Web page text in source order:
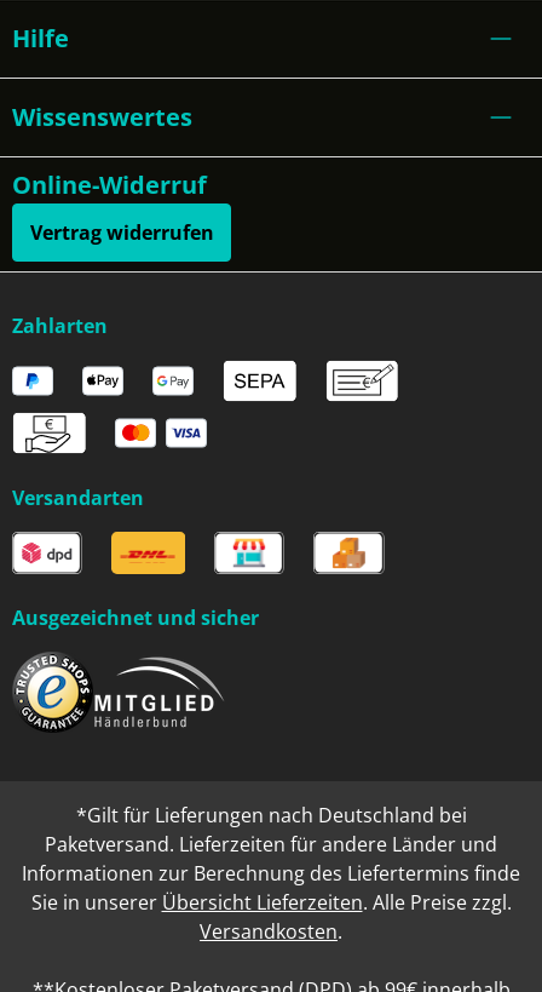
Hilfe
Wissenswertes
Online-Widerruf
Vertrag widerrufen
Zahlarten
Versandarten
Ausgezeichnet und sicher
*Gilt für Lieferungen nach Deutschland bei
Paketversand. Lieferzeiten für andere Länder und
Informationen zur Berechnung des Liefertermins finde
Sie in unserer Übersicht Lieferzeiten. Alle Preise zzgl.
Versandkosten.